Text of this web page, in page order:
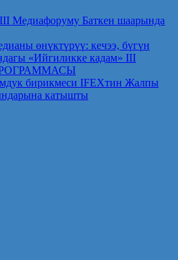
Медиафоруму Баткен шаарында
өнүктүрүү: кечээ, бүгүн
«Ийгиликке кадам» III
бирикмеси IFEXтин Жалпы
катышты